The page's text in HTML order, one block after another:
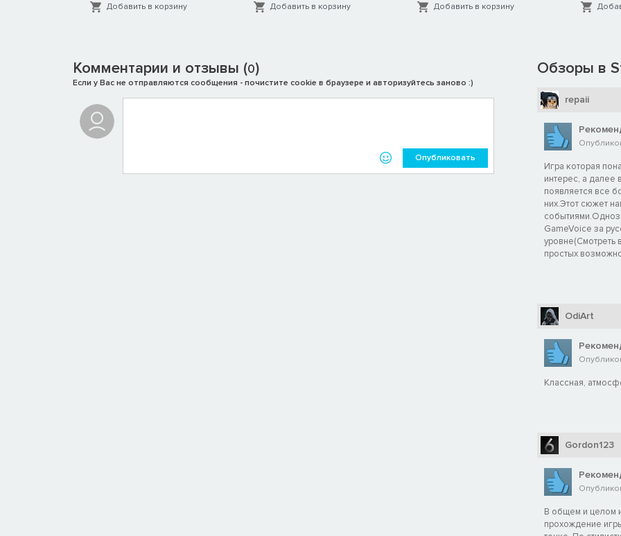
Добавить в корзину Добавить в корзину Добавить в корзину
Комментарии и отзывы (0)
Если у Вас не отправляются сообщения - почистите cookie в браузере и авторизуйтесь заново :)
Опубликовать
Обзоры в
repaii
Игра которая
интерес, а далее
появляется все
них.Этот сюжет
GameVoice за
уровне(Смотреть
простых
OdiArt
Классная,
Gordon123
В общем и целом
прохождение